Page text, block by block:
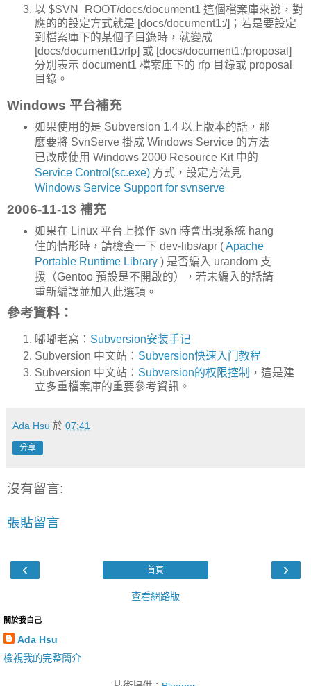
以 $SVN_ROOT/docs/document1 這個檔案庫來說，對
應的的設定方式就是 [docs/document1:/]；若是要設定
到檔案庫下的某個子目錄時，就變成
[docs/document1:/rfp] 或 [docs/document1:/proposal]
分別表示 document1 檔案庫下的 rfp 目錄或 proposal
目錄。
Windows 平台補充
如果使用的是 Subversion 1.4 以上版本的話，那
麼要將 SvnServe 掛成 Windows Service 的方法
已改成使用 Windows 2000 Resource Kit 中的
Service Control(sc.exe)方式，設定方法見
Windows Service Support for svnserve
2006-11-13 補充
如果在 Linux 平台上操作 svn 時會出現系統 hang
住的情形時，請檢查一下 dev-libs/apr (Apache
Portable Runtime Library) 是否編入 urandom 支
援（Gentoo 預設是不開啟的），若未編入的話請
重新編譯並加入此選項。
參考資料：
嘟嘟老窝： Subversion安装手记
Subversion 中文站： Subversion快速入门教程
Subversion 中文站： Subversion的权限控制 ，這是建
立多重檔案庫的重要參考資訊。
Ada Hsu 於 07:41
分享
沒有留言:
張貼留言
‹ ›
首頁
查看網路版
關於我自己
Ada Hsu
檢視我的完整簡介